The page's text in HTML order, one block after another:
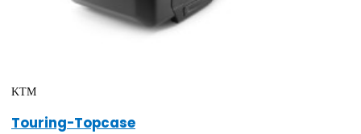
KTM
Touring-Topcase